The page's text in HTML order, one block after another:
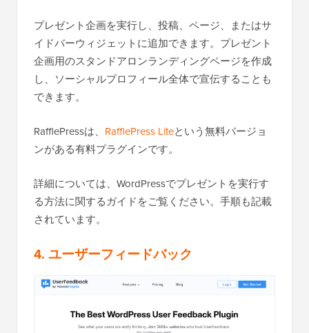
プレゼント企画を実行し、投稿、ページ、またはサ
イドバーウィジェットに追加できます。プレゼント
企画用のスタンドアロンランディングページを作成
し、ソーシャルプロフィール全体で宣伝することも
できます。
RafflePressは、 RafflePress Liteという無料バージョ
ンがある有料プラグインです。
詳細については、WordPressでプレゼントを実行す
る方法に関するガイドをご覧ください。手順も記載
されています。
4. ユーザーフィードバック